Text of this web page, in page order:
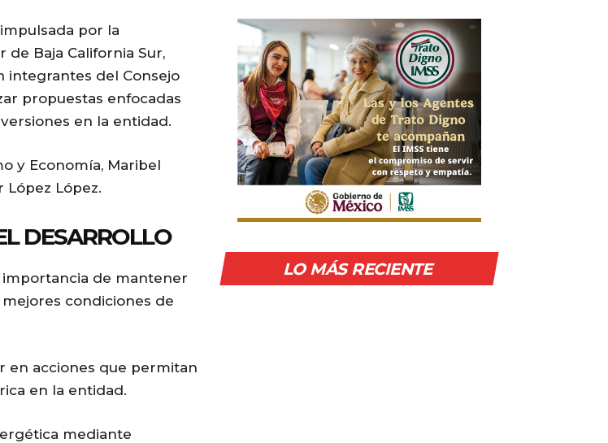
por la
Baja California Sur,
integrantes del Consejo
propuestas enfocadas
en la entidad.
y Economía, Maribel
López López.
DESARROLLO
de mantener
condiciones de
en acciones que permitan
en la entidad.
mediante
LO MÁS RECIENTE